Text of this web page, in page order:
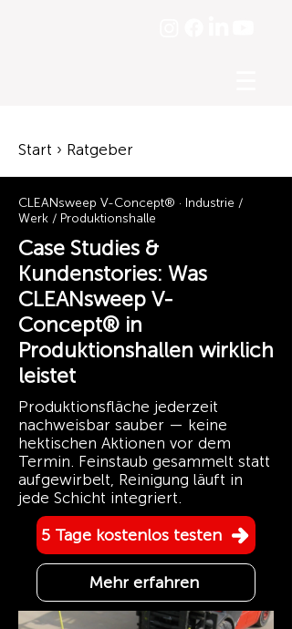
Start › Ratgeber
CLEANsweep V-Concept® · Industrie /
Werk / Produktionshalle
Case Studies &
Kundenstories: Was
CLEANsweep V-
Concept® in
Produktionshallen wirklich
leistet
Produktionsfläche jederzeit
nachweisbar sauber — keine
hektischen Aktionen vor dem
Termin. Feinstaub gesammelt statt
aufgewirbelt, Reinigung läuft in
jede Schicht integriert.
5 Tage kostenlos testen
Mehr erfahren